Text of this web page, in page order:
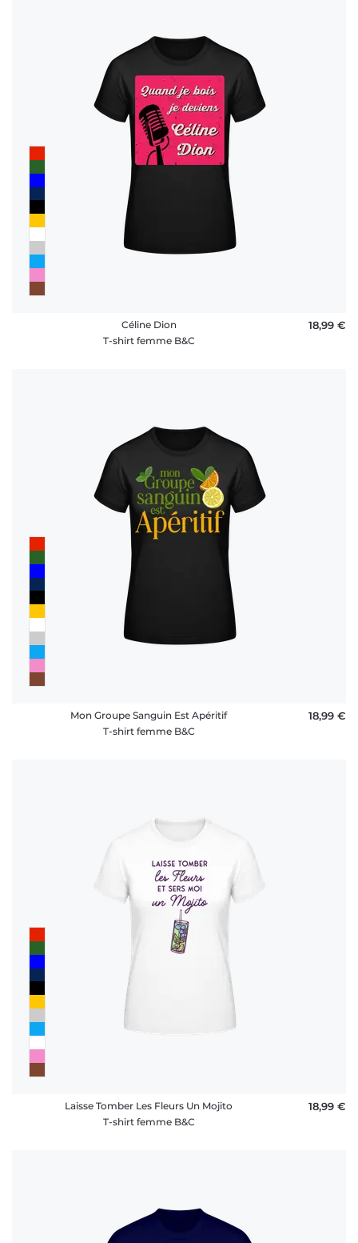
Céline Dion
T-shirt femme B&C
18,99 €
Mon Groupe Sanguin Est Apéritif
T-shirt femme B&C
18,99 €
Laisse Tomber Les Fleurs Un Mojito
T-shirt femme B&C
18,99 €